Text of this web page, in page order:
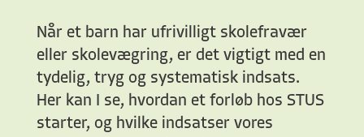
Når et barn har ufrivilligt skolefravær
eller skolevægring, er det vigtigt med en
tydelig, tryg og systematisk indsats.
Her kan I se, hvordan et forløb hos STUS
starter, og hvilke indsatser vores